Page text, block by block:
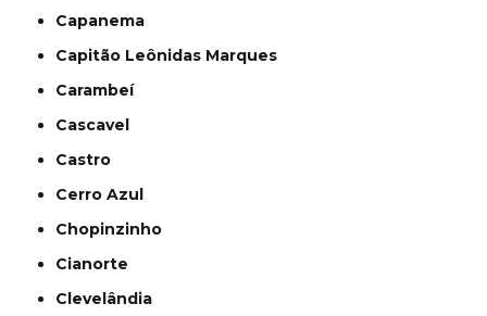
Capanema
Capitão Leônidas Marques
Carambeí
Cascavel
Castro
Cerro Azul
Chopinzinho
Cianorte
Clevelândia